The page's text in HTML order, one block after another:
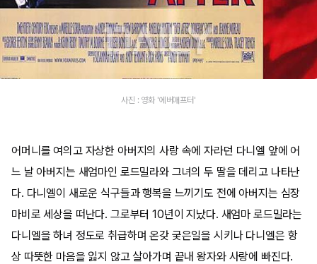
사진 : 영화 '에버애프터'
어머니를 여의고 자상한 아버지의 사랑 속에 자라던 다니엘 앞에 어
느 날 아버지는 새엄마인 로드밀라와 그녀의 두 딸을 데리고 나타난
다. 다니엘이 새로운 식구들과 행복을 느끼기도 전에 아버지는 심장
마비로 세상을 떠난다. 그로부터 10년이 지났다. 새엄마 로드밀라는
다니엘을 하녀 정도로 취급하며 온갖 궂은일을 시키나 다니엘은 항
상 따뜻한 마음을 잃지 않고 살아가며 끝내 왕자와 사랑에 빠진다.